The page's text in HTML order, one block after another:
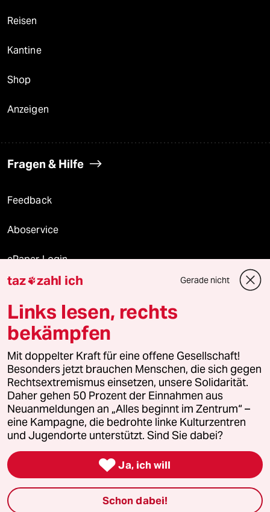
Reisen
Kantine
Shop
Anzeigen
Fragen & Hilfe
Feedback
Aboservice
ePaper Login
Downloads für Abonnierende
© 2026 taz Verlags und Vertriebs GmbH
Alle Rechte vorbehalten. Bei rechtlichen Fragen oder für Genehmigungen
wenden Sie sich bitte an
lizenzen@taz.de
Feedback Redaktionsstatut Kommune-Richtlinien
Leitlinie Informant Datenschutz Impressum AGB
Seitenwende Einwilligungen widerrufen (Ads)
taz zahl ich Gerade nicht
Links lesen, rechts
bekämpfen
Mit doppelter Kraft für eine offene Gesellschaft!
Besonders jetzt brauchen Menschen, die sich gegen
Rechtsextremismus einsetzen, unsere Solidarität.
Daher gehen 50 Prozent der Einnahmen aus
Neuanmeldungen an „Alles beginnt im Zentrum“ –
eine Kampagne, die bedrohte linke Kulturzentren
und Jugendorte unterstützt. Sind Sie dabei?
 Ja, ich will
Schon dabei!